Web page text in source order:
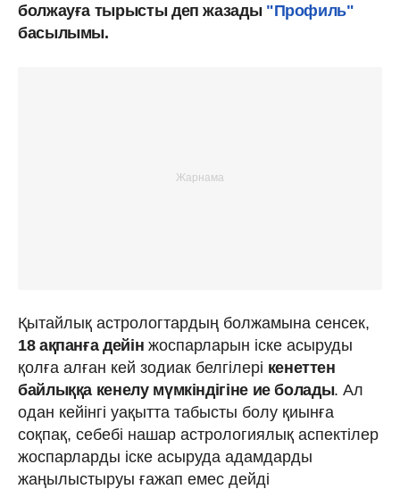
болжауға тырысты деп жазады "Профиль"
басылымы.
Қытайлық астрологтардың болжамына сенсек,
18 ақпанға дейін жоспарларын іске асыруды
қолға алған кей зодиак белгілері кенеттен
байлыққа кенелу мүмкіндігіне ие болады. Ал
одан кейінгі уақытта табысты болу қиынға
соқпақ, себебі нашар астрологиялық аспектілер
жоспарларды іске асыруда адамдарды
жаңылыстыруы ғажап емес дейді